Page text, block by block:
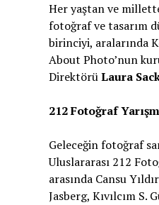
Her yaştan ve
fotoğraf ve tasarım
birinciyi, aralarında
About Photo’nun
DirektörüLaura
212 Fotoğraf
Geleceğin fotoğraf
Uluslararası 212
arasında Cansu
Jasberg, Kıvılcım